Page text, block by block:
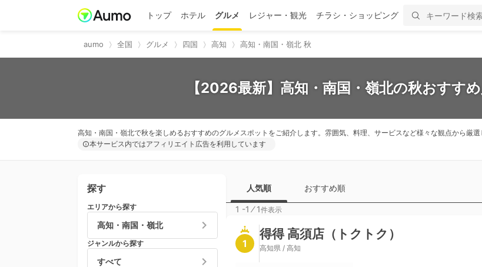
トップ ホテル グルメ レジャー・観光 チラシ・ショッピング
aumo 全国 グルメ 四国 高知 高知・南国・嶺北 秋
【2026最新】高知・南国・嶺北の秋おすす
高知・南国・嶺北で秋を楽しめるおすすめのグルメスポットをご紹介します。雰囲気、料理、サービスなど様々な観点から厳選
本サービス内ではアフィリエイト広告を利用しています
探す
エリアから探す
高知・南国・嶺北
ジャンルから探す
すべて
人気順 おすすめ順
1 -1 ⁄1件表示
1
得得 高須店（トクトク）
高知県 / 高知